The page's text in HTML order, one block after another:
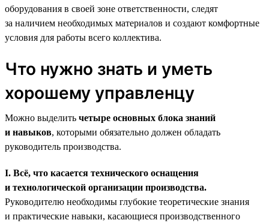
оборудования в своей зоне ответственности, следят
за наличием необходимых материалов и создают комфортные
условия для работы всего коллектива.
Что нужно знать и уметь
хорошему управленцу
Можно выделить четыре основных блока знаний
и навыков, которыми обязательно должен обладать
руководитель производства.
I. Всё, что касается технического оснащения
и технологической организации производства.
Руководителю необходимы глубокие теоретические знания
и практические навыки, касающиеся производственного